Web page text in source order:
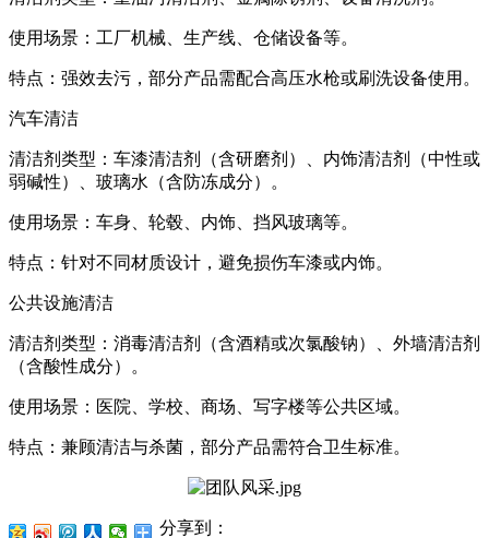
使用场景：工厂机械、生产线、仓储设备等。
特点：强效去污，部分产品需配合高压水枪或刷洗设备使用。
汽车清洁
清洁剂类型：车漆清洁剂（含研磨剂）、内饰清洁剂（中性或
弱碱性）、玻璃水（含防冻成分）。
使用场景：车身、轮毂、内饰、挡风玻璃等。
特点：针对不同材质设计，避免损伤车漆或内饰。
公共设施清洁
清洁剂类型：消毒清洁剂（含酒精或次氯酸钠）、外墙清洁剂
（含酸性成分）。
使用场景：医院、学校、商场、写字楼等公共区域。
特点：兼顾清洁与杀菌，部分产品需符合卫生标准。
分享到：